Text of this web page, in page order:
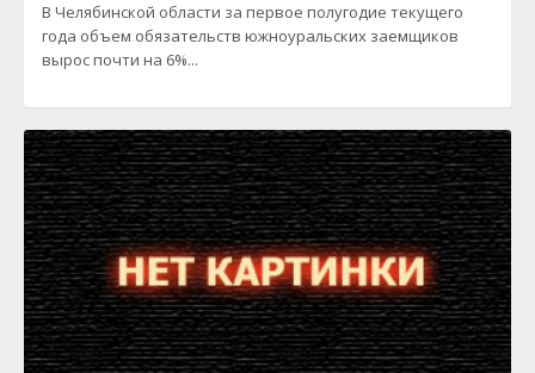
В Челябинской области за первое полугодие текущего
года объем обязательств южноуральских заемщиков
вырос почти на 6%...